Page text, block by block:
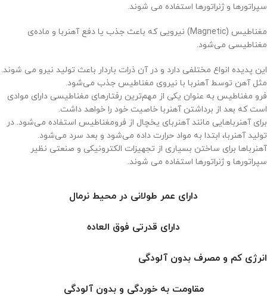
سپراتورها و ژنراتورها استفاده می شوند.
مغناطیس (Magnetic) نیرویی که باعث جذب یا دفع آهنربا و ماده‌ی
مغناطیسی می‌شود.
این پدیده انواع مختلفی دارد و در آن ذرات باردار باعث تولید نیرو می شوند.
مثل آهن توسط آهنربا با نیروی مغناطیس جذب می‌شود.
فرو مغناطیس به عنوان یکی از مهم‌ترین رفتارهای مغناطیسی دارای موادی
است که بعد از برداشتن آهنربا خاصیت خود را خواهد داشت.
برای آهنرباهایی مانند آهنربای یخچال از فرومغناطیس استفاده می‌شود. در
تولید آهنربا، ابتدا به مواد حرارت داده می‌شود و بعد سرد می‌شود.
آهنرباها برای ساختن بسیاری از تجهیزات الکترونیکی و صنعتی نظیر
سپراتورها و ژنراتورها استفاده می شوند.
دارای عمر طولانی در محیط نرمال
دارای قدرتی فوق العاده
انرژی کم و مصرف بدون آلودگی
مقاومت به خوردگی و بدون آلودگی